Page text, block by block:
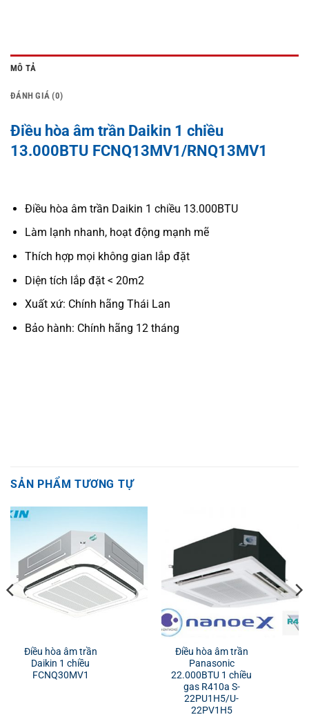
MÔ TẢ
ĐÁNH GIÁ (0)
Điều hòa âm trần Daikin 1 chiều
13.000BTU FCNQ13MV1/RNQ13MV1
Điều hòa âm trần Daikin 1 chiều 13.000BTU
Làm lạnh nhanh, hoạt động mạnh mẽ
Thích hợp mọi không gian lắp đặt
Diện tích lắp đặt < 20m2
Xuất xứ: Chính hãng Thái Lan
Bảo hành: Chính hãng 12 tháng
SẢN PHẨM TƯƠNG TỰ
Điều hòa âm trần
Daikin 1 chiều
FCNQ30MV1
Điều hòa âm trần
Panasonic
22.000BTU 1 chiều
gas R410a S-
22PU1H5/U-
22PV1H5